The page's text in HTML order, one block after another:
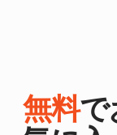
無料で